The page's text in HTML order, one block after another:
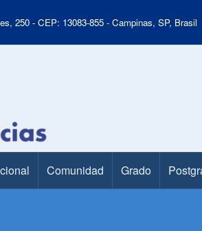
250 - CEP: 13083-855 - Campinas, SP, Brasil
Comunidad Grado